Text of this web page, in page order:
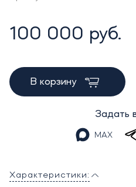
100 000 руб.
В корзину
Задать
MAX
Характеристики: